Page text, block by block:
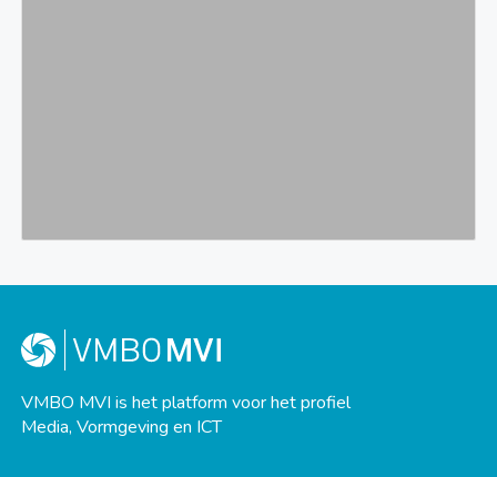
VMBO MVI is het platform voor het profiel
Media, Vormgeving en ICT